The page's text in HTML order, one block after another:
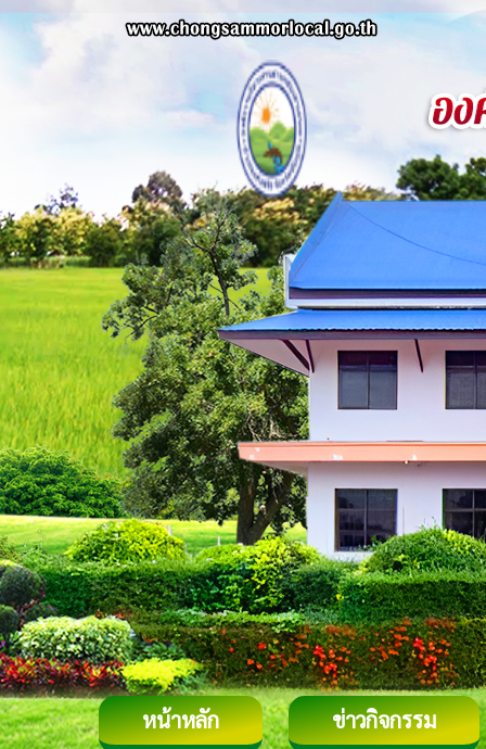
หน้าหลัก ข่าวกิจกรรม